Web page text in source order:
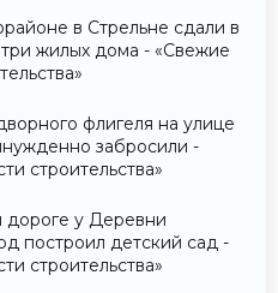
в Стрельне сдали в
жилых дома - «Свежие
флигеля на улице
забросили -
строительства»
у Деревни
построил детский сад -
строительства»